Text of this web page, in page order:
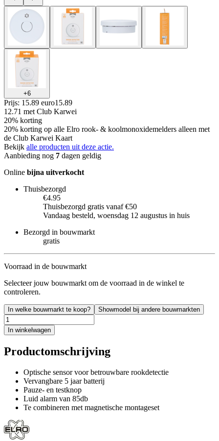
+6
Prijs: 15.89 euro15.89
12.71 met Club Karwei
20% korting
20% korting op alle Elro rook- & koolmonoxidemelders alleen met
de Club Karwei Kaart
Bekijk alle producten uit deze actie.
Aanbieding nog 7 dagen geldig
Online bijna uitverkocht
Thuisbezorgd
€4.95
Thuisbezorgd gratis vanaf €50
Vandaag besteld, woensdag 12 augustus in huis
Bezorgd in bouwmarkt
gratis
Voorraad in de bouwmarkt
Selecteer jouw bouwmarkt om de voorraad in de winkel te
controleren.
In welke bouwmarkt te koop? Showmodel bij andere bouwmarkten
In winkelwagen
Productomschrijving
Optische sensor voor betrouwbare rookdetectie
Vervangbare 5 jaar batterij
Pauze- en testknop
Luid alarm van 85db
Te combineren met magnetische montageset